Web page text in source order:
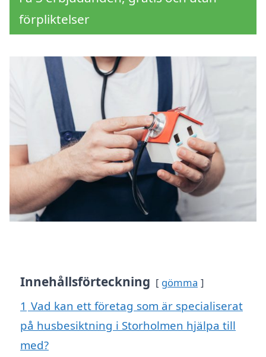
förpliktelser
Innehållsförteckning gömma
1 Vad kan ett företag som är specialiserat
på husbesiktning i Storholmen hjälpa till
med?